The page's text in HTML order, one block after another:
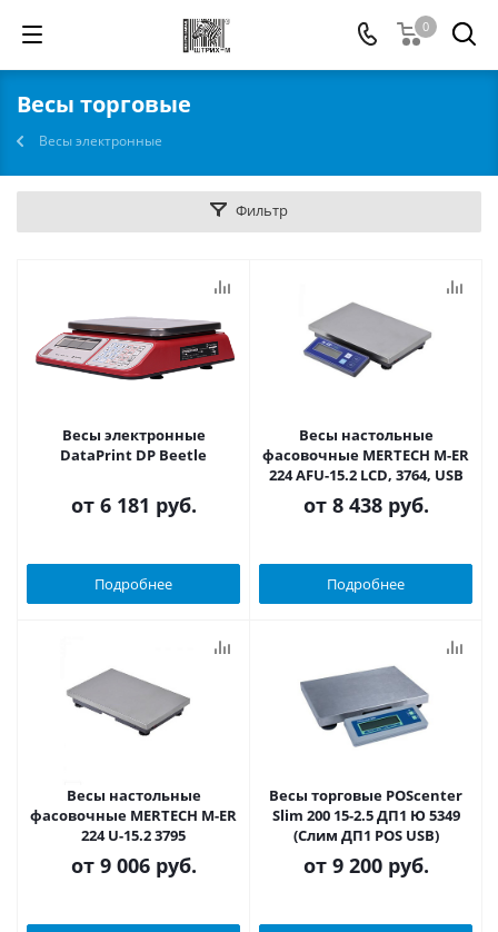
0
Весы торговые
Весы электронные
Фильтр
Весы электронные
DataPrint DP Beetle
от 6 181 руб.
Подробнее
Весы настольные
фасовочные MERTECH M-ER
224 AFU-15.2 LCD, 3764, USB
от 8 438 руб.
Подробнее
Весы настольные
фасовочные MERTECH M-ER
224 U-15.2 3795
от 9 006 руб.
Весы торговые POScenter
Slim 200 15-2.5 ДП1 Ю 5349
(Слим ДП1 POS USB)
от 9 200 руб.